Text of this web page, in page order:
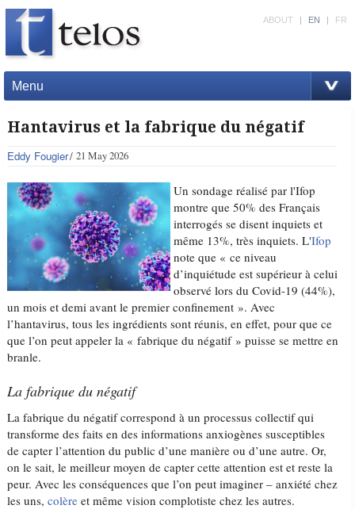
Menu
ABOUT | EN | FR
Hantavirus et la fabrique du négatif
Eddy Fougier 21 May 2026
Un sondage réalisé par l'Ifop
montre que 50% des Français
interrogés se disent inquiets et
même 13%, très inquiets. L'Ifop
note que « ce niveau
d’inquiétude est supérieur à celui
observé lors du Covid-19 (44%),
un mois et demi avant le premier confinement ». Avec
l’hantavirus, tous les ingrédients sont réunis, en effet, pour que ce
que l’on peut appeler la « fabrique du négatif » puisse se mettre en
branle.
La fabrique du négatif
La fabrique du négatif correspond à un processus collectif qui
transforme des faits en des informations anxiogènes susceptibles
de capter l’attention du public d’une manière ou d’une autre. Or,
on le sait, le meilleur moyen de capter cette attention est et reste la
peur. Avec les conséquences que l’on peut imaginer – anxiété chez
les uns,colère et même vision complotiste chez les autres.